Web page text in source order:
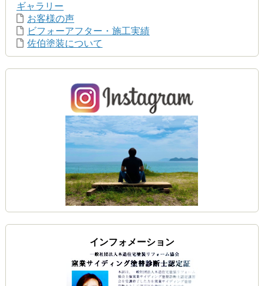
ギャラリー
お客様の声
ビフォーアフター・施工実績
佐伯塗装について
インフォメーション